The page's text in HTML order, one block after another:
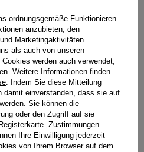
ordnungsgemäße Funktionieren
anzubieten, den
Marketingaktivitäten
als auch von unseren
werden auch verwendet,
Weitere Informationen finden
. Indem Sie diese Mitteilung
damit einverstanden, dass sie auf
Sie können die
oder den Zugriff auf sie
„Zustimmungen
Ihre Einwilligung jederzeit
von Ihrem Browser auf dem